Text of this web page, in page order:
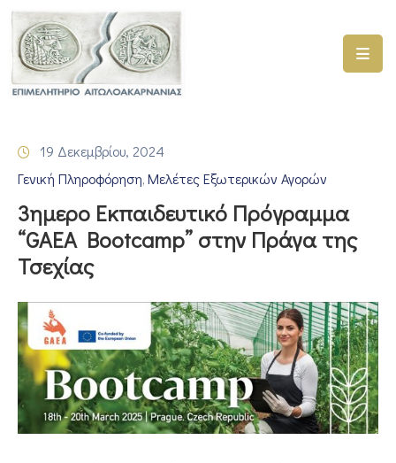
ΑΡΧΙΚΗ
ΓΕΜΗ
–
ΠΡΟΓΡΑΜΜΑΤΑ
ΕΠΙΜΕΛΗΤΗΡΙΟΥ
ΣΥΜΜΕΤΟΧΗ
ΣΕ
ΕΤΑΙΡΕΙΕΣ
ΕΠΙΚΑΙΡΟΤΗΤΑ
ΕΠΙΚΟΙΝΩΝΙΑ
19 Δεκεμβρίου, 2024
Γενική Πληροφόρηση‚ Μελέτες Εξωτερικών Αγορών
3ημερο Εκπαιδευτικό Πρόγραμμα
“GAEA Bootcamp” στην Πράγα της
Τσεχίας